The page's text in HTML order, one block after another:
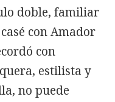
doble, familiar
con Amador
con
estilista y
no puede